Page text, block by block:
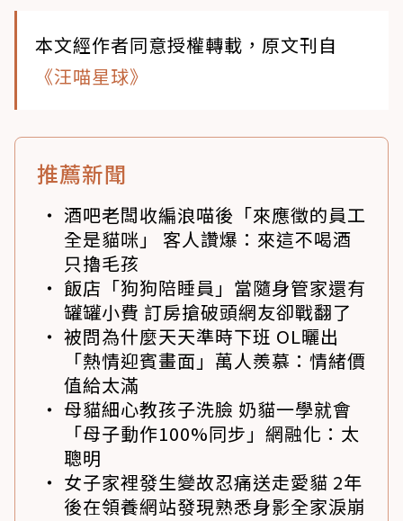
本文經作者同意授權轉載，原文刊自
《汪喵星球》
推薦新聞
酒吧老闆收編浪喵後「來應徵的員工
全是貓咪」 客人讚爆：來這不喝酒
只擼毛孩
飯店「狗狗陪睡員」當隨身管家還有
罐罐小費 訂房搶破頭網友卻戰翻了
被問為什麼天天準時下班 OL曬出
「熱情迎賓畫面」萬人羨慕：情緒價
值給太滿
母貓細心教孩子洗臉 奶貓一學就會
「母子動作100%同步」網融化：太
聰明
女子家裡發生變故忍痛送走愛貓 2年
後在領養網站發現熟悉身影全家淚崩